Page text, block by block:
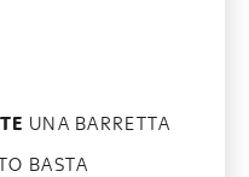
UNA BARRETTA
BASTA